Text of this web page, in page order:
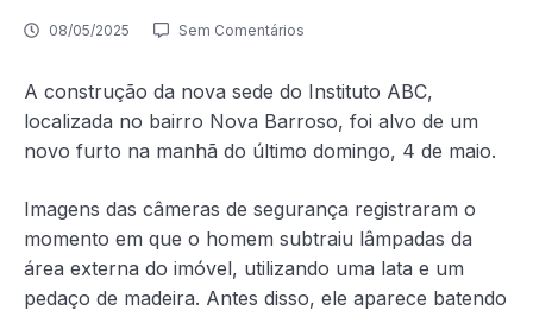
08/05/2025 Sem Comentários
A construção da nova sede do Instituto ABC,
localizada no bairro Nova Barroso, foi alvo de um
novo furto na manhã do último domingo, 4 de maio.
Imagens das câmeras de segurança registraram o
momento em que o homem subtraiu lâmpadas da
área externa do imóvel, utilizando uma lata e um
pedaço de madeira. Antes disso, ele aparece batendo